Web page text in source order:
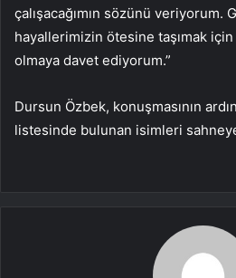
çalışacağımın sözünü veriyorum.
hayallerimizin ötesine taşımak
olmaya davet ediyorum.”
Dursun Özbek, konuşmasının
listesinde bulunan isimleri